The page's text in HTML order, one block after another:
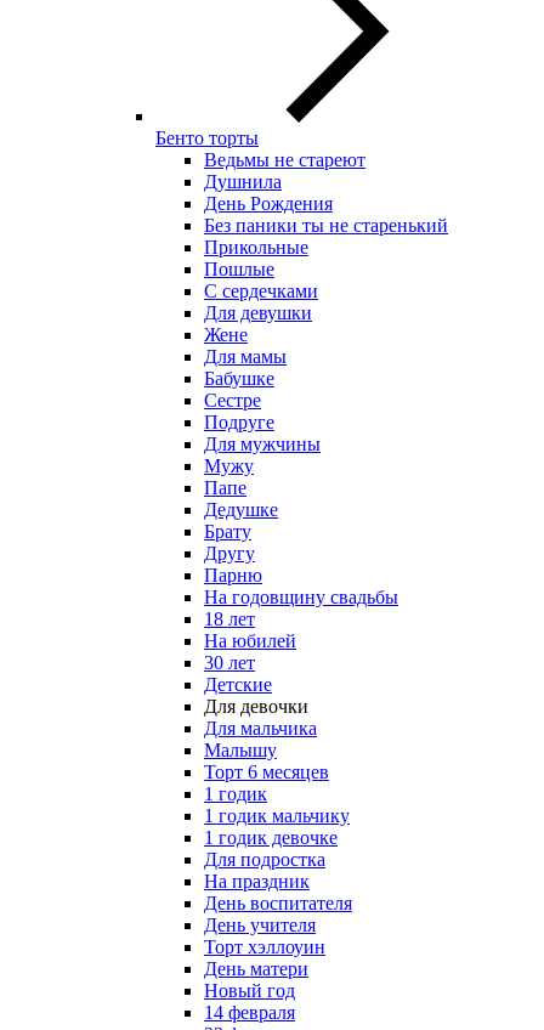
Бенто торты
Ведьмы не стареют
Душнила
День Рождения
Без паники ты не старенький
Прикольные
Пошлые
С сердечками
Для девушки
Жене
Для мамы
Бабушке
Сестре
Подруге
Для мужчины
Мужу
Папе
Дедушке
Брату
Другу
Парню
На годовщину свадьбы
18 лет
На юбилей
30 лет
Детские
Для девочки
Для мальчика
Малышу
Торт 6 месяцев
1 годик
1 годик мальчику
1 годик девочке
Для подростка
На праздник
День воспитателя
День учителя
Торт хэллоуин
День матери
Новый год
14 февраля